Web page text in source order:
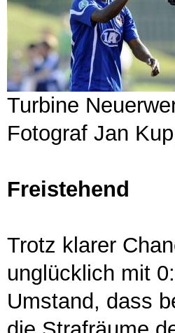
Turbine
Fotograf Jan
Freistehend
Trotz klarer
unglücklich mit
Umstand, dass